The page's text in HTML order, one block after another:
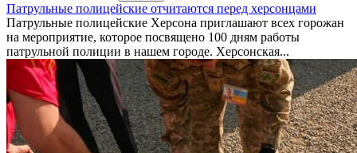
Патрульные полицейские отчитаются перед херсонцами
Патрульные полицейские Херсона приглашают всех горожан
на мероприятие, которое посвящено 100 дням работы
патрульной полиции в нашем городе. Херсонская...